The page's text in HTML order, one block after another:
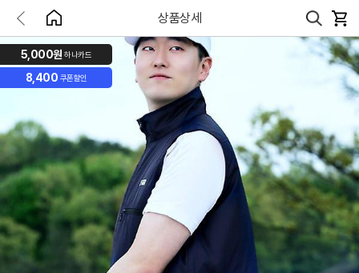
상품상세
5,000원 하나카드
8,400 쿠폰할인